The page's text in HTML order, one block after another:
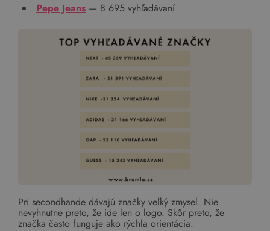
Pepe Jeans — 8 695 vyhľadávaní
Pri secondhande dávajú značky veľký zmysel. Nie
nevyhnutne preto, že ide len o logo. Skôr preto, že
značka často funguje ako rýchla orientácia.